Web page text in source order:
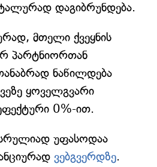
დაგიბრუნდება.
მთელი ქვეყნის
პარტნიორთან
ნაწილდება
ყოველგვარი
0%-ით.
უფასოდაა
ვებგვერდზე.